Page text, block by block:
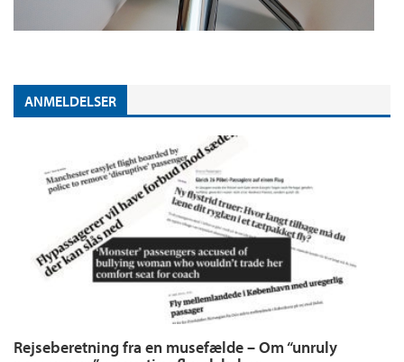
ANMELDELSER
Rejseberetning fra en musefælde – Om “unruly